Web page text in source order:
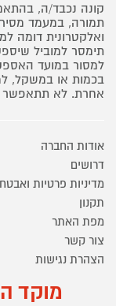
קונה נכבד/ה,
תמורה, במעמד
ואלקטרונית דומה
תימסר למוביל
למסור במועד
בכמות או במשקל,
אחרת. לא תתאפשר
אודות החברה
דרושים
מדיניות פרטיות
תקנון
מפת האתר
צור קשר
הצהרת נגישות
מוקד